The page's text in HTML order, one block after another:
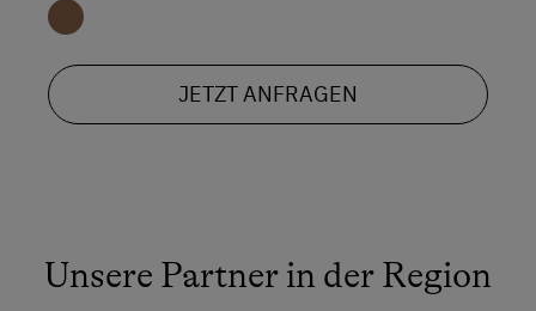
JETZT ANFRAGEN
Unsere Partner in der Region